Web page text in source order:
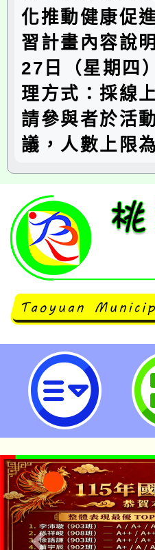
化推動健康促
習計畫內容說
27日（星期四
理方式：採線
請參與者於活
議，人數上限
114學年度健康
園市立瑞坪國民